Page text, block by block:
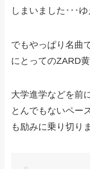
しまいました･･･ゆ
でもやっぱり名曲
にとってのZARD黄
大学進学などを前
とんでもないペー
も励みに乗り切り